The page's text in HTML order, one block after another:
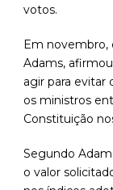
votos.
Em novembro,
Adams,
agir para evitar
os ministros
Constituição
Segundo
o valor